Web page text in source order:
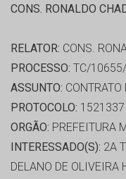
CONS. RONALDO
RELATOR: CONS.
PROCESSO: TC/
ASSUNTO:
PROTOCOLO: 1521337
ORGÃO: PREFEITURA
INTERESSADO(S): 2A
DELANO DE OLIVEIRA